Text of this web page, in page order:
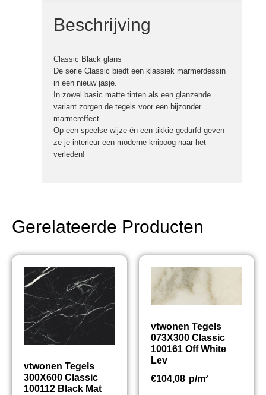
Beschrijving
Classic Black glans
De serie Classic biedt een klassiek marmerdessin
in een nieuw jasje.
In zowel basic matte tinten als een glanzende
variant zorgen de tegels voor een bijzonder
marmereffect.
Op een speelse wijze én een tikkie gedurfd geven
ze je interieur een moderne knipoog naar het
verleden!
Gerelateerde Producten
vtwonen Tegels
300X600 Classic
100112 Black Mat
vtwonen Tegels
073X300 Classic
100161 Off White
Lev
€104,08 p/m²